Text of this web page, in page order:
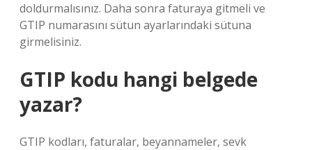
doldurmalısınız. Daha sonra faturaya gitmeli ve
GTIP numarasını sütun ayarlarındaki sütuna
girmelisiniz.
GTIP kodu hangi belgede
yazar?
GTIP kodları, faturalar, beyannameler, sevk